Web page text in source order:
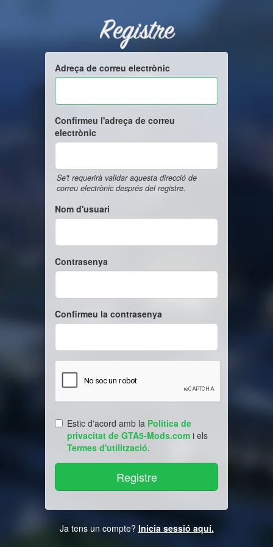
Registre
Adreça de correu electrònic
Confirmeu l'adreça de correu
electrònic
Se't requerirà validar aquesta direcció de
correu electrònic després del registre.
Nom d'usuari
Contrasenya
Confirmeu la contrasenya
Estic d'acord amb la Politica de
privacitat de GTA5-Mods.com i els
Termes d'utilització.
Ja tens un compte? Inicia sessió aquí.